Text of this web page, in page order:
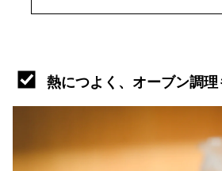
熱につよく、オーブン調理